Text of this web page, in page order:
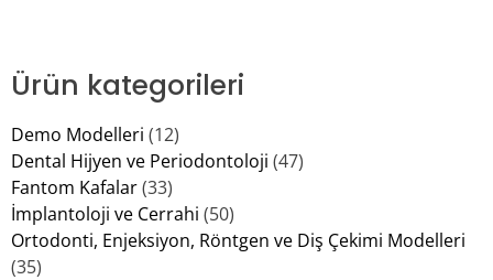
Ürün kategorileri
Demo Modelleri (12)
Dental Hijyen ve Periodontoloji (47)
Fantom Kafalar(33)
İmplantoloji ve Cerrahi (50)
Ortodonti, Enjeksiyon, Röntgen ve Diş Çekimi Modelleri
(35)